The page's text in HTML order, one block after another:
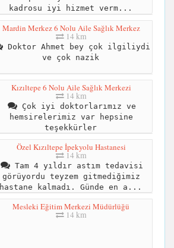
kadrosu iyi hizmet verm...
Mardin Merkez 6 Nolu Aile Sağlık Merkez
14 km
Doktor Ahmet bey çok ilgiliydi
ve çok nazik
Kızıltepe 6 Nolu Aile Sağlık Merkezi
14 km
Çok iyi doktorlarımız ve
hemsirelerimiz var hepsine
teşekkürler
Özel Kızıltepe İpekyolu Hastanesi
14 km
Tam 4 yıldır astım tedavisi
görüyordu teyzem gitmediğimiz
hastane kalmadı. Günde en a...
Mesleki Eğitim Merkezi Müdürlüğü
14 km